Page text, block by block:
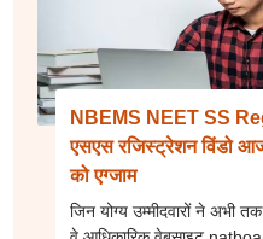
NBEMS NEET SS
एसएस रजिस्ट्रेशन विंडो
को एग्जाम
जिन योग्य उम्मीदवारों ने अभी